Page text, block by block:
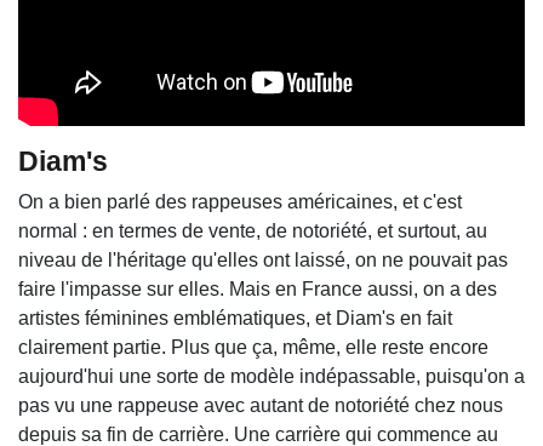
Diam's
On a bien parlé des rappeuses américaines, et c'est
normal : en termes de vente, de notoriété, et surtout, au
niveau de l'héritage qu'elles ont laissé, on ne pouvait pas
faire l'impasse sur elles. Mais en France aussi, on a des
artistes féminines emblématiques, et Diam's en fait
clairement partie. Plus que ça, même, elle reste encore
aujourd'hui une sorte de modèle indépassable, puisqu'on a
pas vu une rappeuse avec autant de notoriété chez nous
depuis sa fin de carrière. Une carrière qui commence au